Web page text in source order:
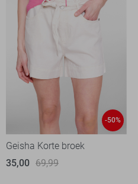
-50%
Geisha Korte broek
35,00 69,99